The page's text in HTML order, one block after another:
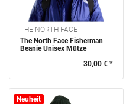
GESCHLECHT
KLEIDERGRÖSSE
SALE
THE NORTH FACE
The North Face Fisherman
Beanie Unisex Mütze
30,00 € *
Neuheit